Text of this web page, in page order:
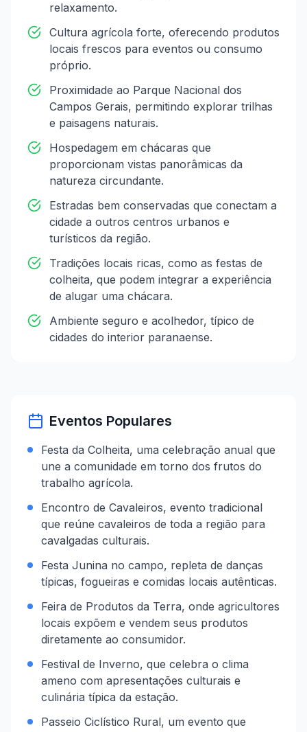
relaxamento.
Cultura agrícola forte, oferecendo produtos
locais frescos para eventos ou consumo
próprio.
Proximidade ao Parque Nacional dos
Campos Gerais, permitindo explorar trilhas
e paisagens naturais.
Hospedagem em chácaras que
proporcionam vistas panorâmicas da
natureza circundante.
Estradas bem conservadas que conectam a
cidade a outros centros urbanos e
turísticos da região.
Tradições locais ricas, como as festas de
colheita, que podem integrar a experiência
de alugar uma chácara.
Ambiente seguro e acolhedor, típico de
cidades do interior paranaense.
Eventos Populares
Festa da Colheita, uma celebração anual que
une a comunidade em torno dos frutos do
trabalho agrícola.
Encontro de Cavaleiros, evento tradicional
que reúne cavaleiros de toda a região para
cavalgadas culturais.
Festa Junina no campo, repleta de danças
típicas, fogueiras e comidas locais autênticas.
Feira de Produtos da Terra, onde agricultores
locais expõem e vendem seus produtos
diretamente ao consumidor.
Festival de Inverno, que celebra o clima
ameno com apresentações culturais e
culinária típica da estação.
Passeio Ciclístico Rural, um evento que